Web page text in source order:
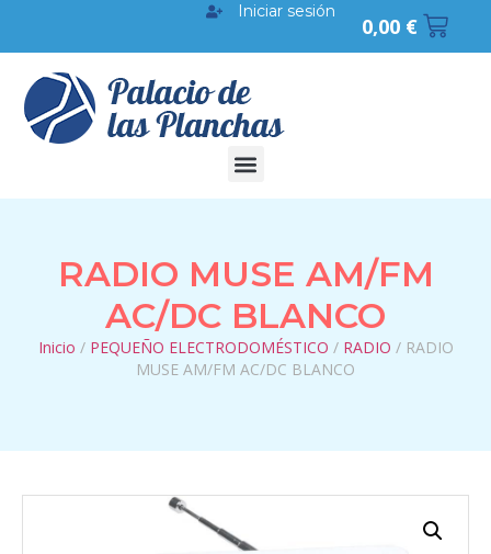
0,00 €
Iniciar sesión
RADIO MUSE AM/FM
AC/DC BLANCO
Inicio / PEQUEÑO ELECTRODOMÉSTICO / RADIO / RADIO
MUSE AM/FM AC/DC BLANCO